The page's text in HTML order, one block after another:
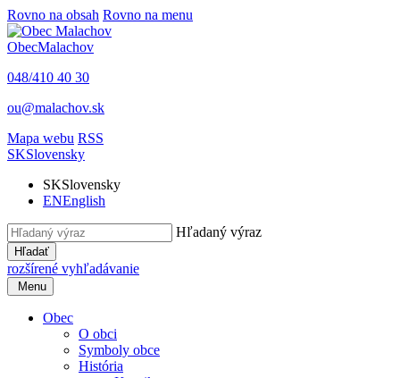
Rovno na obsah Rovno na menu
ObecMalachov
048/410 40 30
ou@malachov.sk
Mapa webu RSS
SKSlovensky
SKSlovensky
ENEnglish
Hľadaný výraz
Hľadať
rozšírené vyhľadávanie
Menu
Obec
O obci
Symboly obce
História